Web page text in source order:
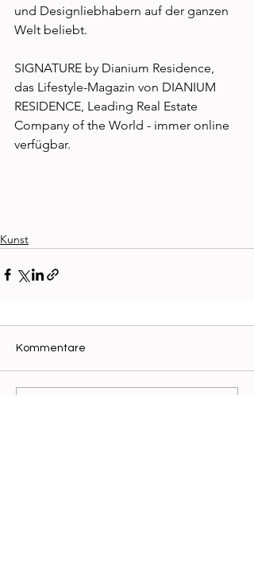
und Designliebhabern auf der ganzen
Welt beliebt.
SIGNATURE by Dianium Residence,
das Lifestyle-Magazin von DIANIUM
RESIDENCE, Leading Real Estate
Company of the World - immer online
verfügbar.
Kunst
Kommentare